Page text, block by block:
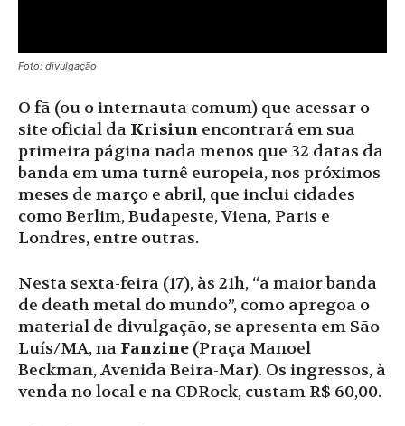
Foto: divulgação
O fã (ou o internauta comum) que acessar o
site oficial da Krisiun encontrará em sua
primeira página nada menos que 32 datas da
banda em uma turnê europeia, nos próximos
meses de março e abril, que inclui cidades
como Berlim, Budapeste, Viena, Paris e
Londres, entre outras.
Nesta sexta-feira (17), às 21h, “a maior banda
de death metal do mundo”, como apregoa o
material de divulgação, se apresenta em São
Luís/MA, na Fanzine (Praça Manoel
Beckman, Avenida Beira-Mar). Os ingressos, à
venda no local e na CDRock, custam R$ 60,00.